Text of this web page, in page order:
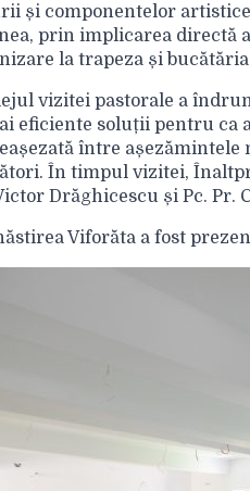
și componentelor
prin implicarea directă
la trapeza și
vizitei pastorale a
eficiente soluții pentru ca
între
În timpul vizitei,
Drăghicescu și Pc. Pr.
Viforăta a fost